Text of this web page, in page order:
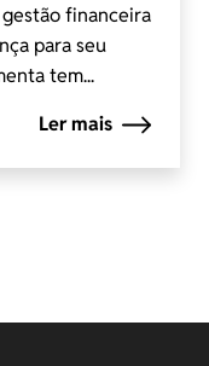
financeira
para seu
tem...
Ler mais